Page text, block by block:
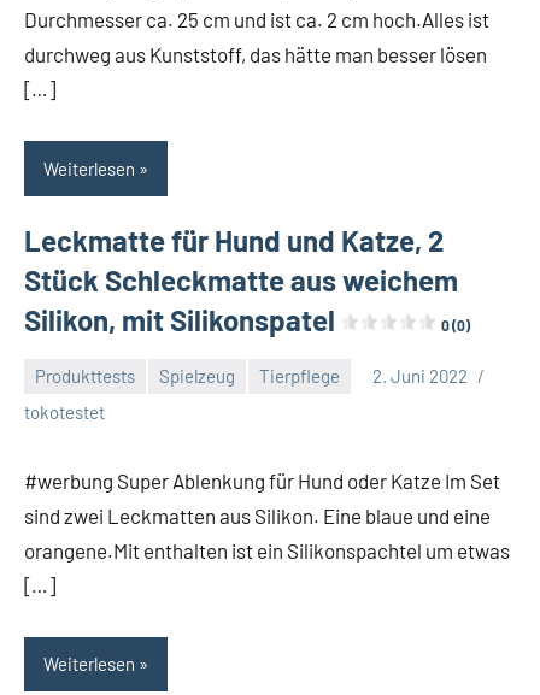
Durchmesser ca. 25 cm und ist ca. 2 cm hoch.Alles ist
durchweg aus Kunststoff, das hätte man besser lösen
[…]
Weiterlesen
Leckmatte für Hund und Katze, 2
Stück Schleckmatte aus weichem
Silikon, mit Silikonspatel
0 (0)
Produkttests Spielzeug Tierpflege
2. Juni 2022
tokotestet
#werbung Super Ablenkung für Hund oder Katze Im Set
sind zwei Leckmatten aus Silikon. Eine blaue und eine
orangene.Mit enthalten ist ein Silikonspachtel um etwas
[…]
Weiterlesen